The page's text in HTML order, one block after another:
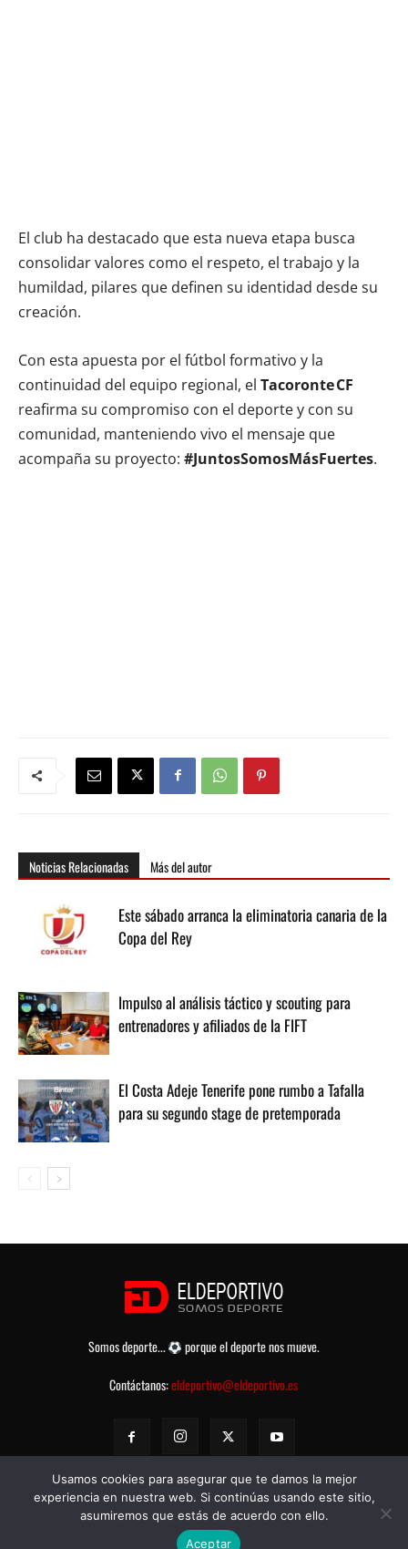
El club ha destacado que esta nueva etapa busca
consolidar valores como el respeto, el trabajo y la
humildad, pilares que definen su identidad desde su
creación.
Con esta apuesta por el fútbol formativo y la
continuidad del equipo regional, el Tacoronte CF
reafirma su compromiso con el deporte y con su
comunidad, manteniendo vivo el mensaje que
acompaña su proyecto: #JuntosSomosMásFuertes.
Noticias Relacionadas Más del autor
Este sábado arranca la eliminatoria canaria de la
Copa del Rey
Impulso al análisis táctico y scouting para
entrenadores y afiliados de la FIFT
El Costa Adeje Tenerife pone rumbo a Tafalla
para su segundo stage de pretemporada
Somos deporte...
porque el deporte nos mueve.
Contáctanos:eldeportivo@eldeportivo.es
© eldeportivo.es 2008 - 2025 Todos los Derechos Reservados -
Usamos cookies para asegurar que te damos la mejor
experiencia en nuestra web. Si continúas usando este sitio,
asumiremos que estás de acuerdo con ello.
Aceptar